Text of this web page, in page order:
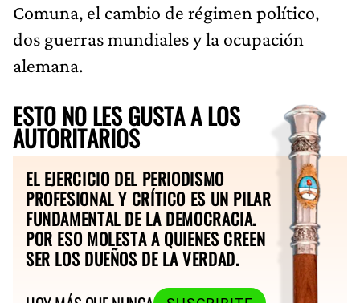
Comuna, el cambio de régimen político,
dos guerras mundiales y la ocupación
alemana.
ESTO NO LES GUSTA A LOS
AUTORITARIOS
EL EJERCICIO DEL PERIODISMO
PROFESIONAL Y CRÍTICO ES UN PILAR
FUNDAMENTAL DE LA DEMOCRACIA.
POR ESO MOLESTA A QUIENES CREEN
SER LOS DUEÑOS DE LA VERDAD.